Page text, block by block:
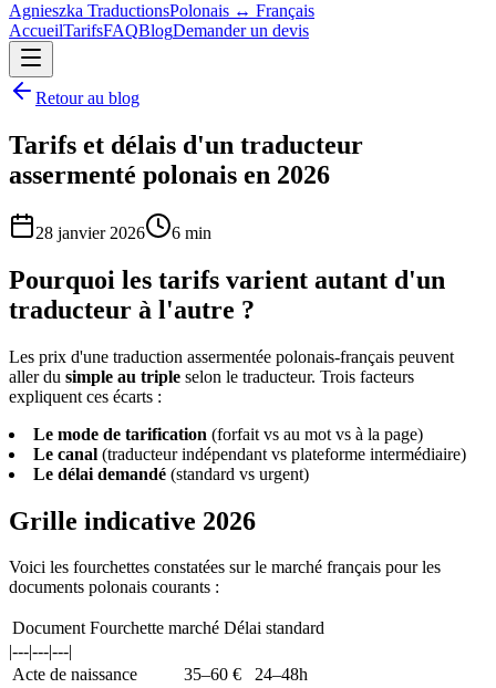
Agnieszka TraductionsPolonais ↔ Français
AccueilTarifsFAQBlogDemander un devis
Retour au blog
Tarifs et délais d'un traducteur
assermenté polonais en 2026
28 janvier 2026 6 min
Pourquoi les tarifs varient autant d'un
traducteur à l'autre ?
Les prix d'une traduction assermentée polonais-français peuvent
aller du simple au triple selon le traducteur. Trois facteurs
expliquent ces écarts :
Le mode de tarification (forfait vs au mot vs à la page)
Le canal (traducteur indépendant vs plateforme intermédiaire)
Le délai demandé (standard vs urgent)
Grille indicative 2026
Voici les fourchettes constatées sur le marché français pour les
documents polonais courants :
Document Fourchette marché Délai standard
|---|---|---|
Acte de naissance
35–60 €
24–48h